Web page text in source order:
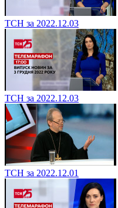
ТСН за 2022.12.03
ТСН за 2022.12.03
ТСН за 2022.12.01